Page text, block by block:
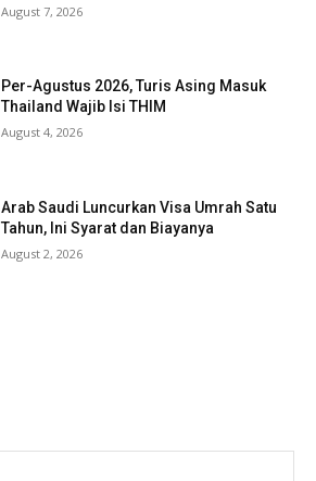
August 7, 2026
Per-Agustus 2026, Turis Asing Masuk
Thailand Wajib Isi THIM
August 4, 2026
Arab Saudi Luncurkan Visa Umrah Satu
Tahun, Ini Syarat dan Biayanya
August 2, 2026